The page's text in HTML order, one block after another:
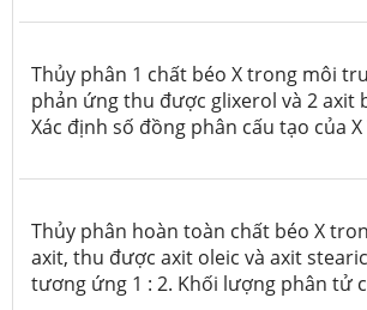
Thủy phân 1 chất béo X trong môi
phản ứng thu được glixerol và 2 axit
Xác định số đồng phân cấu tạo của X
Thủy phân hoàn toàn chất béo X
axit, thu được axit oleic và axit
tương ứng 1 : 2. Khối lượng phân tử